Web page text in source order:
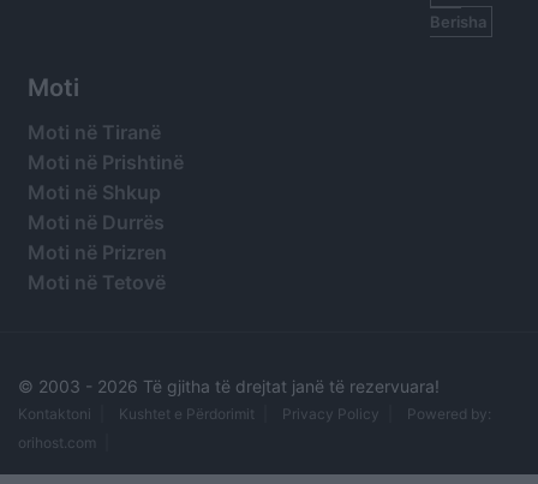
Berisha
Moti
Moti në Tiranë
Moti në Prishtinë
Moti në Shkup
Moti në Durrës
Moti në Prizren
Moti në Tetovë
© 2003 - 2026 Të gjitha të drejtat janë të rezervuara!
Kontaktoni Kushtet e Përdorimit Privacy Policy
Powered by:
orihost.com